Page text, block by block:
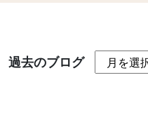
過去のブログ